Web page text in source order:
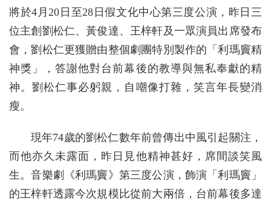
將於4月20日至28日假文化中心第三度公演，昨日三
位主創劉松仁、黃俊達、王梓軒及一眾演員出席發布
會，劉松仁更獲贈由整個劇團特別製作的「利瑪竇精
神獎」，答謝他對台前幕後的教導與無私奉獻的精
神。劉松仁事必躬親，自嘲像打雜，笑言年長變消
瘦。
現年74歲的劉松仁數年前曾傳出中風引起關注，
而他亦久未露面，昨日見他精神甚好，席間談笑風
生。音樂劇《利瑪竇》第三度公演，飾演「利瑪竇」
的王梓軒透露今次規模比從前大兩倍，台前幕後多達